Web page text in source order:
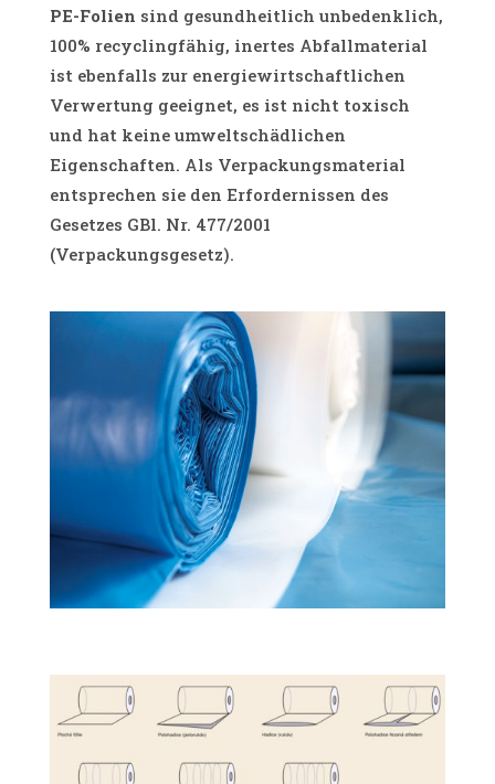
PE-Folien sind gesundheitlich unbedenklich,
100% recyclingfähig, inertes Abfallmaterial
ist ebenfalls zur energiewirtschaftlichen
Verwertung geeignet, es ist nicht toxisch
und hat keine umweltschädlichen
Eigenschaften. Als Verpackungsmaterial
entsprechen sie den Erfordernissen des
Gesetzes GBl. Nr. 477/2001
(Verpackungsgesetz).